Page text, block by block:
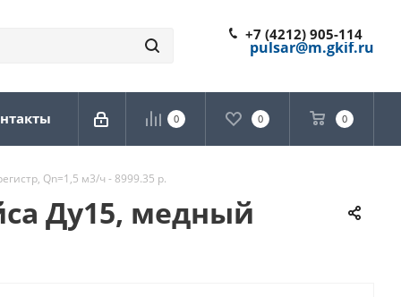
+7 (4212) 905-114
pulsar@m.gkif.ru
0 0 0
Qn=1,5 м3/ч - 8999.35 р.
Ду15, медный